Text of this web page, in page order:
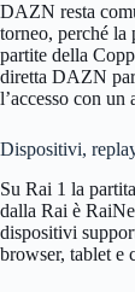
DAZN resta
torneo, perché la
partite della
diretta DAZN
l’accesso con
Dispositivi,
Su Rai 1 la
dalla Rai è
dispositivi
browser, tablet e